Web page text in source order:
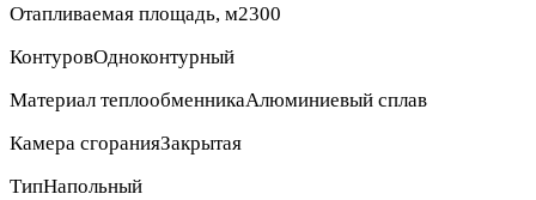
Отапливаемая площадь, м2300
КонтуровОдноконтурный
Материал теплообменникаАлюминиевый сплав
Камера сгоранияЗакрытая
ТипНапольный